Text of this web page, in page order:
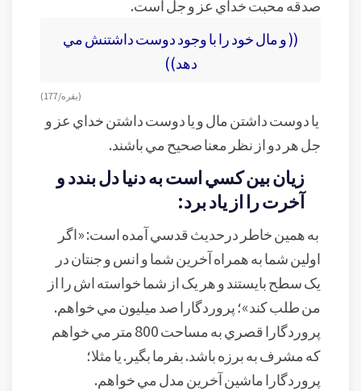
صدقه محبت خداي عز و جل است.
(( و مال خود را با وجود دوست داشتنش مي
دهد))
(بقره/ 177)
يا دوست داشتن مال و يا دوست داشتن خداي عز و
جل هر دو از نظر معنا صحيح مي باشند.
زيان بين کسي است به دنيا دل بندد و
آخرت را از ياد برد:
به همين خاطر درحديث قدسي آمده است: «اگر
اولين شما به همراه آخرين شما و انس و جنتان در
يک سطح بايستند و هر يک از شما خواسته اش را از
من طلب کند»؛ پروردگارا صد ميليون مي خواهم.
پروردگارا قصري به مساحت 800 متر مي خواهم
که مشرف به برزه باشد. بفرما بگير. يا مثلا؛
پروردگارا ماشين آخرين مدل مي خواهم.